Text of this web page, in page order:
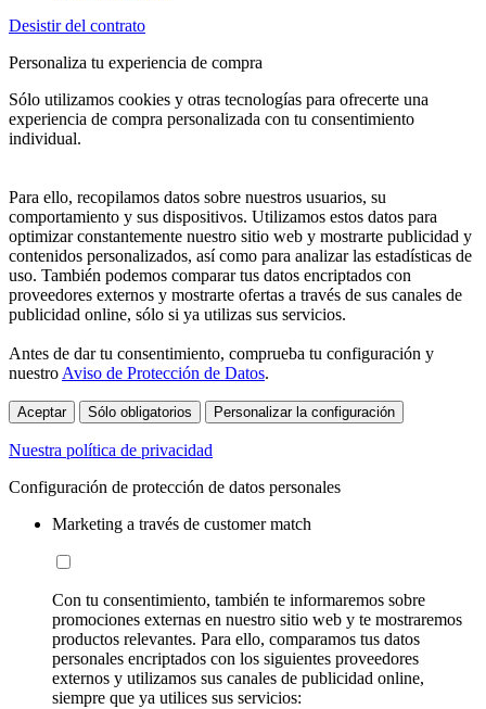
Desistir del contrato
Personaliza tu experiencia de compra
Sólo utilizamos cookies y otras tecnologías para ofrecerte una
experiencia de compra personalizada con tu consentimiento
individual.
Para ello, recopilamos datos sobre nuestros usuarios, su
comportamiento y sus dispositivos. Utilizamos estos datos para
optimizar constantemente nuestro sitio web y mostrarte publicidad y
contenidos personalizados, así como para analizar las estadísticas de
uso. También podemos comparar tus datos encriptados con
proveedores externos y mostrarte ofertas a través de sus canales de
publicidad online, sólo si ya utilizas sus servicios.
Antes de dar tu consentimiento, comprueba tu configuración y
nuestro Aviso de Protección de Datos.
Aceptar Sólo obligatorios Personalizar la configuración
Nuestra política de privacidad
Configuración de protección de datos personales
Marketing a través de customer match
Con tu consentimiento, también te informaremos sobre
promociones externas en nuestro sitio web y te mostraremos
productos relevantes. Para ello, comparamos tus datos
personales encriptados con los siguientes proveedores
externos y utilizamos sus canales de publicidad online,
siempre que ya utilices sus servicios: